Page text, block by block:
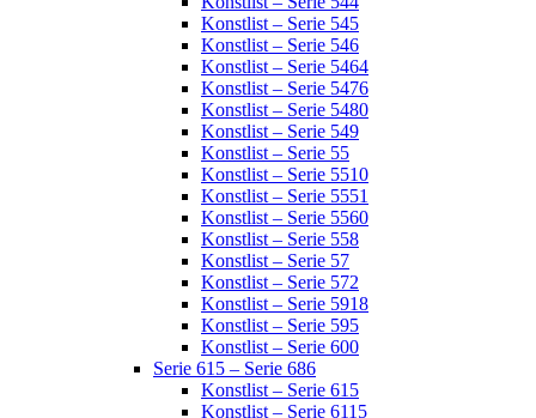
Konstlist – Serie 545
Konstlist – Serie 546
Konstlist – Serie 5464
Konstlist – Serie 5476
Konstlist – Serie 5480
Konstlist – Serie 549
Konstlist – Serie 55
Konstlist – Serie 5510
Konstlist – Serie 5551
Konstlist – Serie 5560
Konstlist – Serie 558
Konstlist – Serie 57
Konstlist – Serie 572
Konstlist – Serie 5918
Konstlist – Serie 595
Konstlist – Serie 600
Serie 615 – Serie 686
Konstlist – Serie 615
Konstlist – Serie 6115